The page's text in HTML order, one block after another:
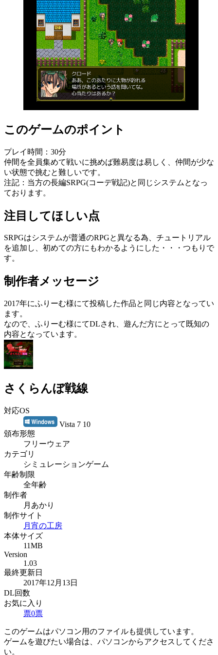
このゲームのポイント
プレイ時間：30分
仲間を全員集めて戦いに挑めば難易度は易しく、仲間が少な
い状態で挑むと難しいです。
注記：当方の長編SRPG(コーデ戦記)と同じシステムとなっ
ております。
注目してほしい点
SRPGはシステムが普通のRPGと異なる為、チュートリアル
を追加し、初めての方にもわかるようにした・・・つもりで
す。
制作者メッセージ
2017年にふりーむ様にて投稿した作品と同じ内容となってい
ます。
なので、ふりーむ様にてDLされ、遊んだ方にとって既知の
内容となっています。
さくらんぼ戦線
対応OS
Vista 7 10
頒布形態
フリーウェア
カテゴリ
シミュレーションゲーム
年齢制限
全年齢
制作者
月あかり
制作サイト
月宵の工房
本体サイズ
11MB
Version
1.03
最終更新日
2017年12月13日
DL回数
お気に入り
票0票
このゲームはパソコン用のファイルも提供しています。
ゲームを遊びたい場合は、パソコンからアクセスしてくださ
い。